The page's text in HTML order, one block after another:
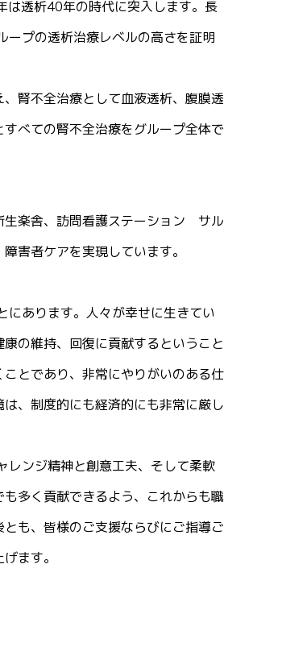
は透析40年の時代に突入します。長
ープの透析治療レベルの高さを証明
腎不全治療として血液透析、腹膜透
べての腎不全治療をグループ全体で
生楽舎、訪問看護ステーション サル
害者ケアを実現しています。
にあります。人々が幸せに生きてい
の維持、回復に貢献するということ
とであり、非常にやりがいのある仕
、制度的にも経済的にも非常に厳し
レンジ精神と創意工夫、そして柔軟
多く貢献できるよう、これからも職
も、皆様のご支援ならびにご指導ご
ます。